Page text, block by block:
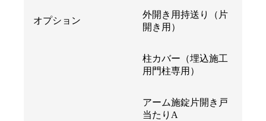
オプション
外開き用持送り（片
開き用）
柱カバー（埋込施工
用門柱専用）
アーム施錠片開き戸
当たりA